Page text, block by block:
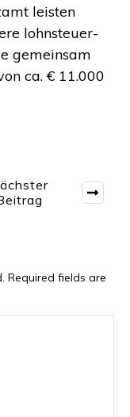
leis­ten
lohn­steu­er­
gemein­sam
ca. € 11.000
Required fields are